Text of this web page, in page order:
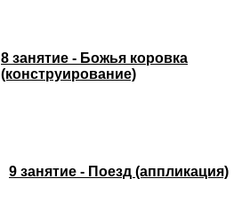
8 занятие - Божья коровка
(конструирование)
9 занятие - Поезд (аппликация)